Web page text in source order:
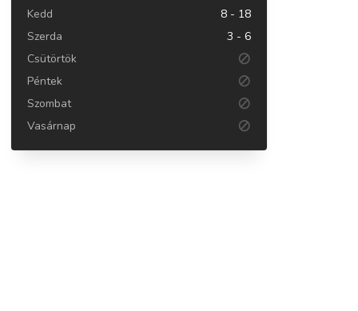
Kedd
8 - 18
Szerda
3 - 6
Csütörtök
Péntek
Szombat
Vasárnap